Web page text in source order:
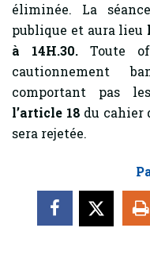
éliminée. La
publique et aura lieu
à 14H.30.Toute
cautionnement
comportant pas
l’article 18 du cahier
sera rejetée.